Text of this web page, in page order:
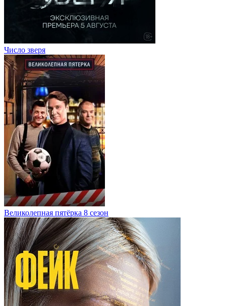
Число зверя
Великолепная пятёрка 8 сезон